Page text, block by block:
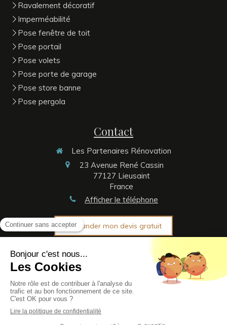
Ravalement décoratif
Imperméabilité
Pose fenêtre de toit
Pose portail
Pose volets
Pose porte de garage
Pose store banne
Pose pergola
Contact
Les Partenaires Rénovation
23 Avenue René Cassin
77127 Lieusaint
France
Afficher le téléphone
Demander mon devis gratuit
Politique de confidentialité et Mentions légales